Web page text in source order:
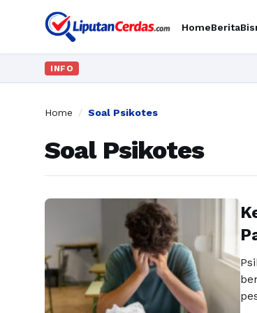
HomeBerita
INFO
Home / Soal Psikotes
Soal Psikotes